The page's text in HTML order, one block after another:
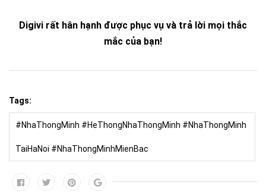
Digivi rất hân hạnh được phục vụ và trả lời mọi thắc
mắc của bạn!
Tags:
#NhaThongMinh #HeThongNhaThongMinh #NhaThongMinh
TaiHaNoi #NhaThongMinhMienBac